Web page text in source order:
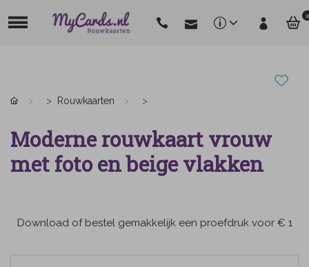
0
Rouwkaarten
Moderne rouwkaart vrouw
met foto en beige vlakken
Download of bestel gemakkelijk een proefdruk voor € 1